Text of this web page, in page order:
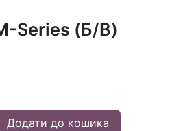
Series (Б/В)
Додати до кошика